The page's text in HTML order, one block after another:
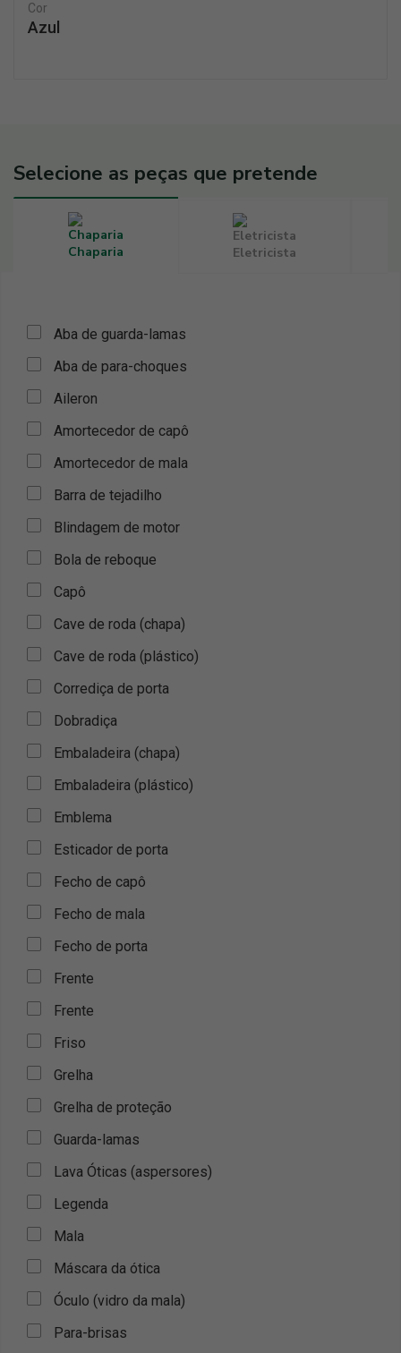
Cor
Azul
Selecione as peças que pretende
Chaparia Eletricista
Aba de guarda-lamas
Aba de para-choques
Aileron
Amortecedor de capô
Amortecedor de mala
Barra de tejadilho
Blindagem de motor
Bola de reboque
Capô
Cave de roda (chapa)
Cave de roda (plástico)
Corrediça de porta
Dobradiça
Embaladeira (chapa)
Embaladeira (plástico)
Emblema
Esticador de porta
Fecho de capô
Fecho de mala
Fecho de porta
Frente
Frente
Friso
Grelha
Grelha de proteção
Guarda-lamas
Lava Óticas (aspersores)
Legenda
Mala
Máscara da ótica
Óculo (vidro da mala)
Para-brisas